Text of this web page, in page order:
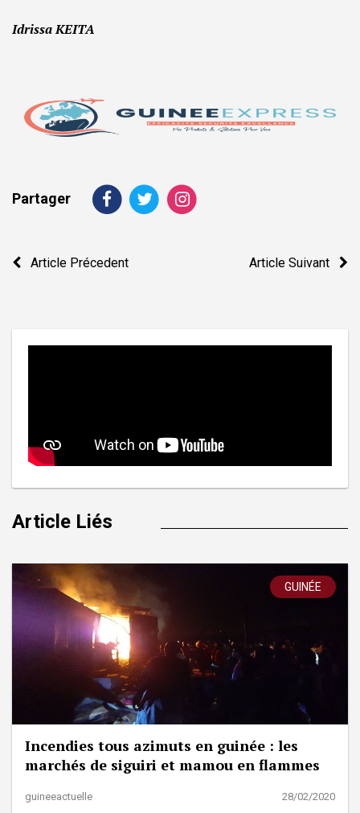
Idrissa KEITA
Partager
Navigation
Article Précedent Article Suivant
Article Liés
GUINÉE
Incendies tous azimuts en guinée : les
marchés de siguiri et mamou en flammes
guineeactuelle 28/02/2020